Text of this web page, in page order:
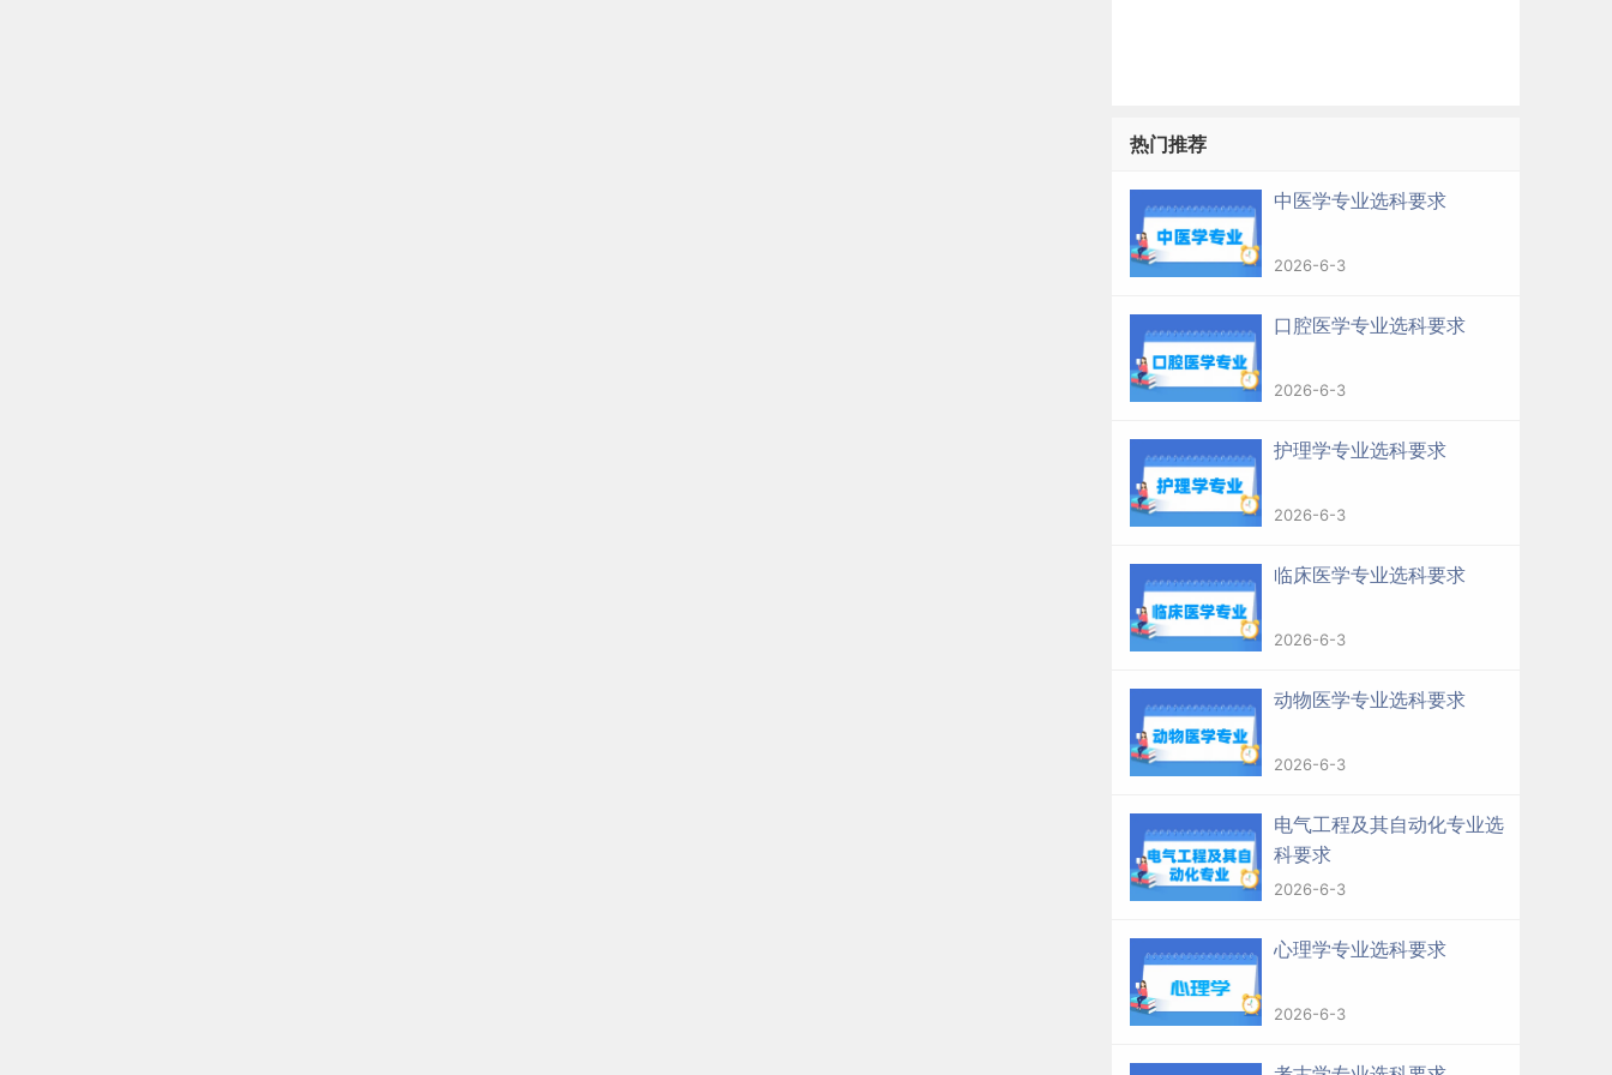
热门推荐
中医学专业选科要求
2026-6-3
口腔医学专业选科要求
2026-6-3
护理学专业选科要求
2026-6-3
临床医学专业选科要求
2026-6-3
动物医学专业选科要求
2026-6-3
电气工程及其自动化专业选
科要求
2026-6-3
心理学专业选科要求
2026-6-3